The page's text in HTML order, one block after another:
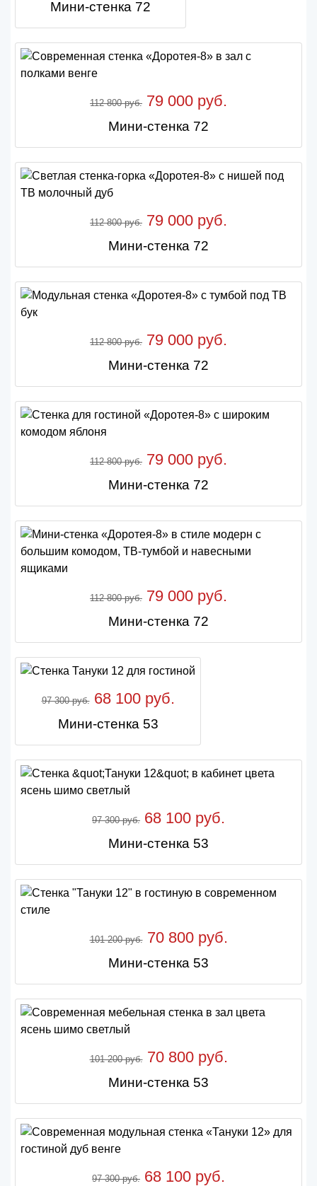
Мини-стенка 72
112 800 руб. 79 000 руб.
Мини-стенка 72
112 800 руб. 79 000 руб.
Мини-стенка 72
112 800 руб. 79 000 руб.
Мини-стенка 72
112 800 руб. 79 000 руб.
Мини-стенка 72
112 800 руб. 79 000 руб.
Мини-стенка 72
97 300 руб.68 100 руб.
Мини-стенка 53
97 300 руб. 68 100 руб.
Мини-стенка 53
101 200 руб.70 800 руб.
Мини-стенка 53
101 200 руб.70 800 руб.
Мини-стенка 53
97 300 руб. 68 100 руб.